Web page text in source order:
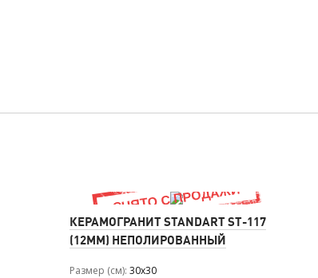
КЕРАМОГРАНИТ STANDART ST-117
(12ММ) НЕПОЛИРОВАННЫЙ
Размер (см) 30x30